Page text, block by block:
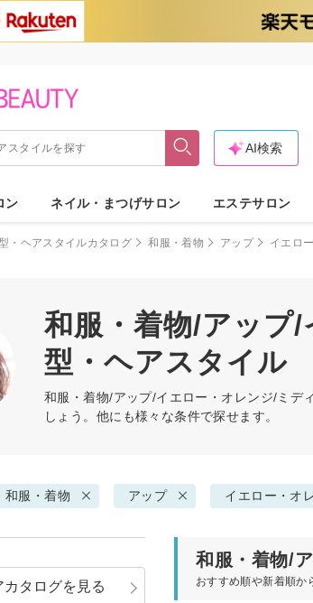
AI検索
ン ネイル・まつげサロン エステサロン
・ヘアスタイルカタログ 和服・着物 アップ イエロ
和服・着物/アップ
型・ヘアスタイル
和服・着物/アップ/イエロー・オレンジ/ミデ
しょう。他にも様々な条件で探せます。
和服・着物 アップ イエロー・オ
和服・着物/
おすすめ順や新着順か
カタログを見る